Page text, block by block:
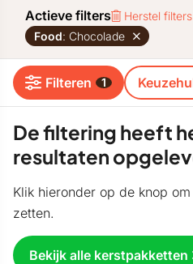
Actieve filters
Herstel filters
Food: Chocolade
Filteren 1
De filtering heeft
resultaten
Klik hieronder op de knop
zetten.
Bekijk alle kerstpakketten